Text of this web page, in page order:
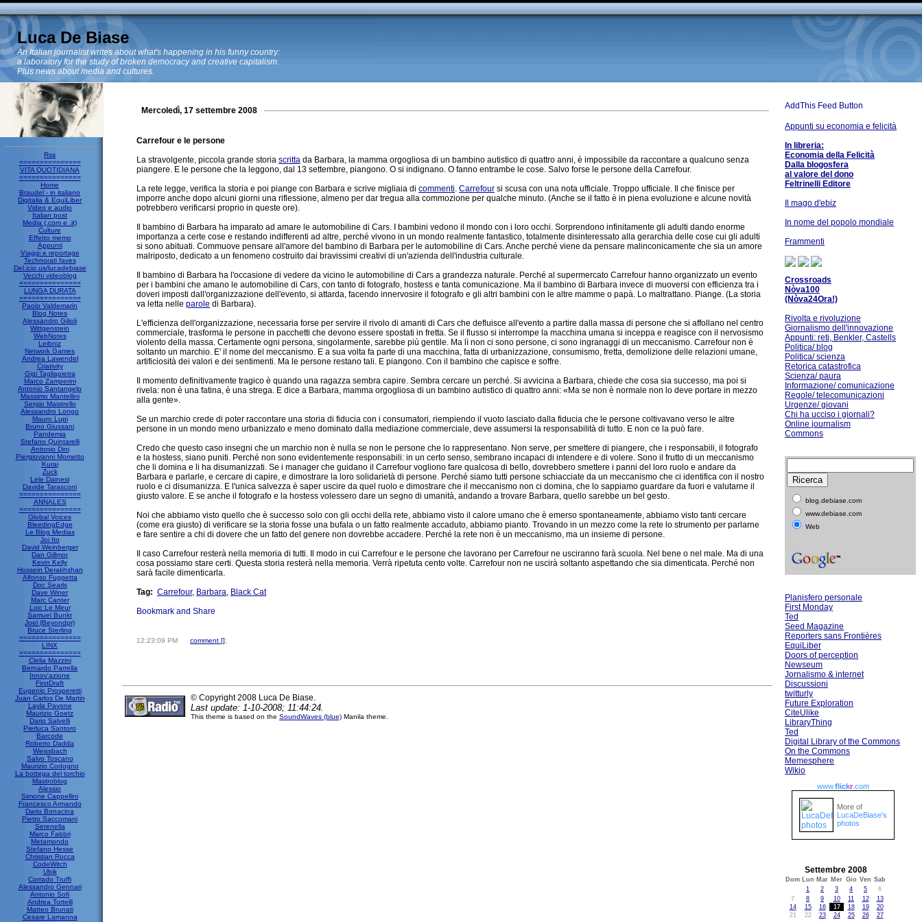
Luca De Biase
An Italian journalist writes about what's happening in his funny country:
a laboratory for the study of broken democracy and creative capitalism.
Plus news about media and cultures.
Rss
===============
VITA QUOTIDIANA
===============
Home
Braudel - in italiano
Digitalia & EquiLiber
Video e audio
Italian post
Media (.com e .it)
Culture
Effetto memo
Appunti
Viaggi e reportage
Technorati faves
Del.icio.us/lucadebiase
Vecchi videoblog
===============
LUNGA DURATA
===============
Paolo Valdemarin
Blog Notes
Alessandro Gilioli
Wittgenstein
WebNotes
Leibniz
Network Games
Andrea Lawendel
Criativity
Gigi Tagliapietra
Marco Zamperini
Antonio Santangelo
Massimo Mantellini
Sergio Maistrello
Alessandro Longo
Mauro Lupi
Bruno Giussani
Pandemia
Stefano Quintarelli
Antonio Dini
Piergiovanni Mometto
Kurai
Zuck
Lele Dainesi
Davide Tarasconi
===============
ANNALES
===============
Global Voices
BleedingEdge
Le Blog Medias
Joi Ito
David Weinberger
Dan Gillmor
Kevin Kelly
Hossein Derakhshan
Alfonso Fuggetta
Doc Searls
Dave Winer
Marc Canter
Loic Le Meur
Samuel Bunkr
Joel (Beyondpr)
Bruce Sterling
===============
LINX
===============
Clelia Mazzini
Bernardo Parrella
Innov'azione
FirstDraft
Eugenio Prosperetti
Juan Carlos De Martin
Layla Pavone
Maurizio Goetz
Dario Salvelli
Pierluca Santoro
Barcode
Roberto Dadda
Weissbach
Salvo Toscano
Maurizio Codogno
La bottega del torchio
Mastroblog
Alessio
Simone Cappellini
Francesco Armando
Dario Bonacina
Pietro Saccomani
Serenella
Marco Fabbri
Metamondo
Stefano Hesse
Christian Rocca
CodeWitch
Ubik
Corrado Truffi
Alessandro Gennari
Antonio Sofi
Andrea Tortelli
Matteo Brunati
Cesare Lamanna
Mercoledì, 17 settembre 2008
Carrefour e le persone
La stravolgente, piccola grande storia scritta da Barbara, la mamma orgogliosa di un bambino autistico di quattro anni, è impossibile da raccontare a qualcuno senza
piangere. E le persone che la leggono, dal 13 settembre, piangono. O si indignano. O fanno entrambe le cose. Salvo forse le persone della Carrefour.
La rete legge, verifica la storia e poi piange con Barbara e scrive migliaia di commenti. Carrefour si scusa con una nota ufficiale. Troppo ufficiale. Il che finisce per
imporre anche dopo alcuni giorni una riflessione, almeno per dar tregua alla commozione per qualche minuto. (Anche se il fatto è in piena evoluzione e alcune novità
potrebbero verificarsi proprio in queste ore).
Il bambino di Barbara ha imparato ad amare le automobiline di Cars. I bambini vedono il mondo con i loro occhi. Sorprendono infinitamente gli adulti dando enorme
importanza a certe cose e restando indifferenti ad altre, perché vivono in un mondo realmente fantastico, totalmente disinteressato alla gerarchia delle cose cui gli adulti
si sono abituati. Commuove pensare all'amore del bambino di Barbara per le automobiline di Cars. Anche perché viene da pensare malinconicamente che sia un amore
malriposto, dedicato a un fenomeno costruito dai bravissimi creativi di un'azienda dell'industria culturale.
Il bambino di Barbara ha l'occasione di vedere da vicino le automobiline di Cars a grandezza naturale. Perché al supermercato Carrefour hanno organizzato un evento
per i bambini che amano le automobiline di Cars, con tanto di fotografo, hostess e tanta comunicazione. Ma il bambino di Barbara invece di muoversi con efficienza tra i
doveri imposti dall'organizzazione dell'evento, si attarda, facendo innervosire il fotografo e gli altri bambini con le altre mamme o papà. Lo maltrattano. Piange. (La storia
va letta nelle parole di Barbara).
L'efficienza dell'organizzazione, necessaria forse per servire il rivolo di amanti di Cars che defluisce all'evento a partire dalla massa di persone che si affollano nel centro
commerciale, trasforma le persone in pacchetti che devono essere spostati in fretta. Se il flusso si interrompe la macchina umana si inceppa e reagisce con il nervosismo
violento della massa. Certamente ogni persona, singolarmente, sarebbe più gentile. Ma lì non ci sono persone, ci sono ingranaggi di un meccanismo. Carrefour non è
soltanto un marchio. E' il nome del meccanismo. E a sua volta fa parte di una macchina, fatta di urbanizzazione, consumismo, fretta, demolizione delle relazioni umane,
artificiosità dei valori e dei sentimenti. Ma le persone restano tali. E piangono. Con il bambino che capisce e soffre.
Il momento definitivamente tragico è quando una ragazza sembra capire. Sembra cercare un perché. Si avvicina a Barbara, chiede che cosa sia successo, ma poi si
rivela: non è una fatina, è una strega. E dice a Barbara, mamma orgogliosa di un bambino autistico di quattro anni: «Ma se non è normale non lo deve portare in mezzo
alla gente».
Se un marchio crede di poter raccontare una storia di fiducia con i consumatori, riempiendo il vuoto lasciato dalla fiducia che le persone coltivavano verso le altre
persone in un mondo meno urbanizzato e meno dominato dalla mediazione commerciale, deve assumersi la responsabilità di tutto. E non ce la può fare.
Credo che questo caso insegni che un marchio non è nulla se non le persone che lo rappresentano. Non serve, per smettere di piangere, che i responsabili, il fotografo
e la hostess, siano puniti. Perché non sono evidentemente responsabili: in un certo senso, sembrano incapaci di intendere e di volere. Sono il frutto di un meccanismo
che li domina e li ha disumanizzati. Se i manager che guidano il Carrefour vogliono fare qualcosa di bello, dovrebbero smettere i panni del loro ruolo e andare da
Barbara e parlarle, e cercare di capire, e dimostrare la loro solidarietà di persone. Perché siamo tutti persone schiacciate da un meccanismo che ci identifica con il nostro
ruolo e ci disumanizza. E l'unica salvezza è saper uscire da quel ruolo e dimostrare che il meccanismo non ci domina, che lo sappiamo guardare da fuori e valutarne il
giusto valore. E se anche il fotografo e la hostess volessero dare un segno di umanità, andando a trovare Barbara, quello sarebbe un bel gesto.
Noi che abbiamo visto quello che è successo solo con gli occhi della rete, abbiamo visto il calore umano che è emerso spontaneamente, abbiamo visto tanti cercare
(come era giusto) di verificare se la storia fosse una bufala o un fatto realmente accaduto, abbiamo pianto. Trovando in un mezzo come la rete lo strumento per parlarne
e fare sentire a chi di dovere che un fatto del genere non dovrebbe accadere. Perché la rete non è un meccanismo, ma un insieme di persone.
Il caso Carrefour resterà nella memoria di tutti. Il modo in cui Carrefour e le persone che lavorano per Carrefour ne usciranno farà scuola. Nel bene o nel male. Ma di una
cosa possiamo stare certi. Questa storia resterà nella memoria. Verrà ripetuta cento volte. Carrefour non ne uscirà soltanto aspettando che sia dimenticata. Perché non
sarà facile dimenticarla.
Tag: Carrefour, Barbara, Black Cat
12:23:09 PM comment [];
© Copyright 2008 Luca De Biase.
Last update: 1-10-2008; 11:44:24.
This theme is based on the SoundWaves (blue) Manila theme.
Appunti su economia e felicità
In libreria:
Economia della Felicità
Dalla blogosfera
al valore del dono
Feltrinelli Editore
Il mago d'ebiz
In nome del popolo mondiale
Frammenti
Crossroads
Nòva100
(Nòva24Ora!)
Rivolta e rivoluzione
Giornalismo dell'innovazione
Appunti: reti, Benkler, Castells
Politica/ blog
Politica/ scienza
Retorica catastrofica
Scienza/ paura
Informazione/ comunicazione
Regole/ telecomunicazioni
Urgenze/ giovani
Chi ha ucciso i giornali?
Online journalism
Commons
blog.debiase.com
www.debiase.com
Web
Planisfero personale
First Monday
Ted
Seed Magazine
Reporters sans Frontières
EquiLiber
Doors of perception
Newseum
Jornalismo & internet
Discussioni
twitturly
Future Exploration
CiteUlike
LibraryThing
Ted
Digital Library of the Commons
On the Commons
Memesphere
Wikio
www.flickr.com
More of
LucaDeBiase's
photos
Settembre 2008
Dom Lun Mar Mer Gio Ven Sab
1
2 3 4 5
6
7
8 9 10 11 12
13
14
15 16 17 18 19
20
21
22 23 24 25 26
27